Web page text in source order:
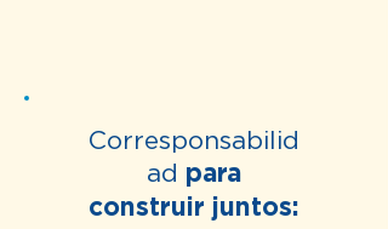
Corresponsabilid
ad para
construir juntos: